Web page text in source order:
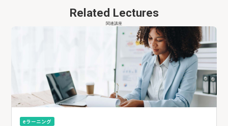
Related Lectures
関連講座
eラーニング